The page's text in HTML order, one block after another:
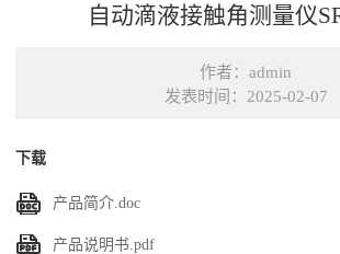
自动滴液接触角测量仪
作者：admin
发表时间：2025-02-07
下载
产品简介.doc
产品说明书.pdf